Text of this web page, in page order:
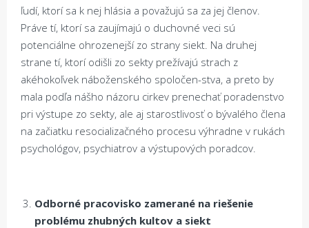
ľudí, ktorí sa k nej hlásia a považujú sa za jej členov.
Práve tí, ktorí sa zaujímajú o duchovné veci sú
potenciálne ohrozenejší zo strany siekt. Na druhej
strane tí, ktorí odišli zo sekty prežívajú strach z
akéhokoľvek náboženského spoločen-stva, a preto by
mala podľa nášho názoru cirkev prenechať poradenstvo
pri výstupe zo sekty, ale aj starostlivosť o bývalého člena
na začiatku resocializačného procesu výhradne v rukách
psychológov, psychiatrov a výstupových poradcov.
Odborné pracovisko zamerané na riešenie
problému zhubných kultov a siekt